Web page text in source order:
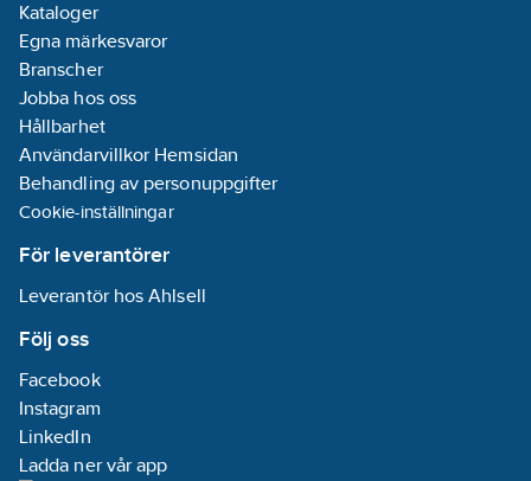
Kataloger
Egna märkesvaror
Branscher
Jobba hos oss
Hållbarhet
Användarvillkor Hemsidan
Behandling av personuppgifter
Cookie-inställningar
För leverantörer
Leverantör hos Ahlsell
Följ oss
Facebook
Instagram
LinkedIn
Ladda ner vår app